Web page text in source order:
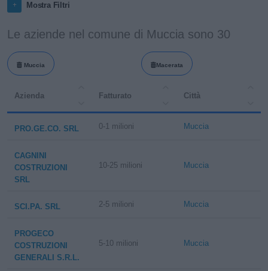
Mostra Filtri
Le aziende nel comune di Muccia sono 30
Muccia Macerata
Azienda Fatturato Città
PRO.GE.CO. SRL 0-1 milioni Muccia
CAGNINI
COSTRUZIONI
SRL
10-25 milioni Muccia
SCI.PA. SRL 2-5 milioni Muccia
PROGECO
COSTRUZIONI
GENERALI S.R.L.
5-10 milioni Muccia